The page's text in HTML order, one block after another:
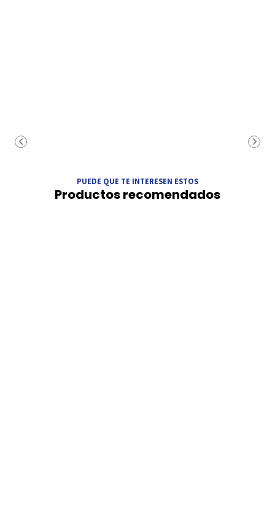
PUEDE QUE TE INTERESEN ESTOS
Productos recomendados